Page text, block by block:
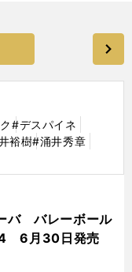
#デスパイネ
裕樹#涌井秀章
バ バレーボール
6月30日発売